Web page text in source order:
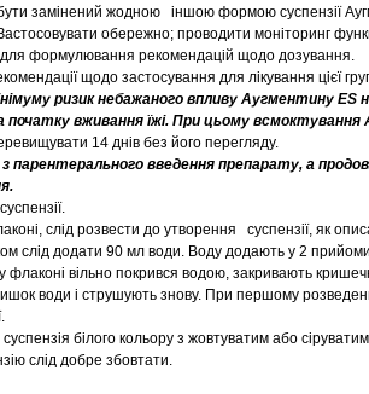
замінений жодною іншою формою суспензії
обережно; проводити моніторинг
формулювання рекомендацій щодо дозування.
щодо застосування для лікування цієї
ризик небажаного впливу Аугментину
початку вживання їжі. При цьому
14 днів без його перегляду.
парентерального введення препарату, а
слід розвести до утворення суспензії, як
слід додати 90 мл води. Воду додають у 2
флаконі вільно покрився водою, закривають
води і струшують знову. При першому
білого кольору з жовтуватим або сіруватим
слід добре збовтати.